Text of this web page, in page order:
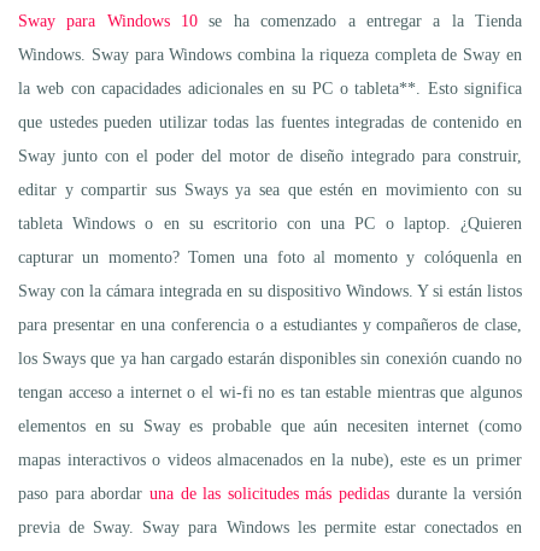
Sway para Windows 10 se ha comenzado a entregar a la Tienda
Windows. Sway para Windows combina la riqueza completa de Sway en
la web con capacidades adicionales en su PC o tableta**. Esto significa
que ustedes pueden utilizar todas las fuentes integradas de contenido en
Sway junto con el poder del motor de diseño integrado para construir,
editar y compartir sus Sways ya sea que estén en movimiento con su
tableta Windows o en su escritorio con una PC o laptop. ¿Quieren
capturar un momento? Tomen una foto al momento y colóquenla en
Sway con la cámara integrada en su dispositivo Windows. Y si están listos
para presentar en una conferencia o a estudiantes y compañeros de clase,
los Sways que ya han cargado estarán disponibles sin conexión cuando no
tengan acceso a internet o el wi-fi no es tan estable mientras que algunos
elementos en su Sway es probable que aún necesiten internet (como
mapas interactivos o videos almacenados en la nube), este es un primer
paso para abordar una de las solicitudes más pedidas durante la versión
previa de Sway. Sway para Windows les permite estar conectados en